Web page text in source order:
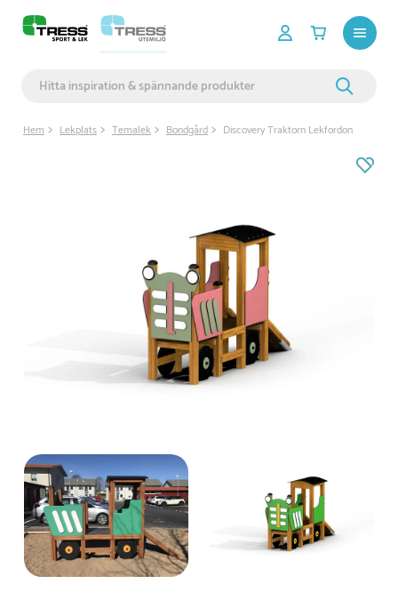
Hem Lekplats Temalek Bondgård Discovery Traktorn Lekfordon